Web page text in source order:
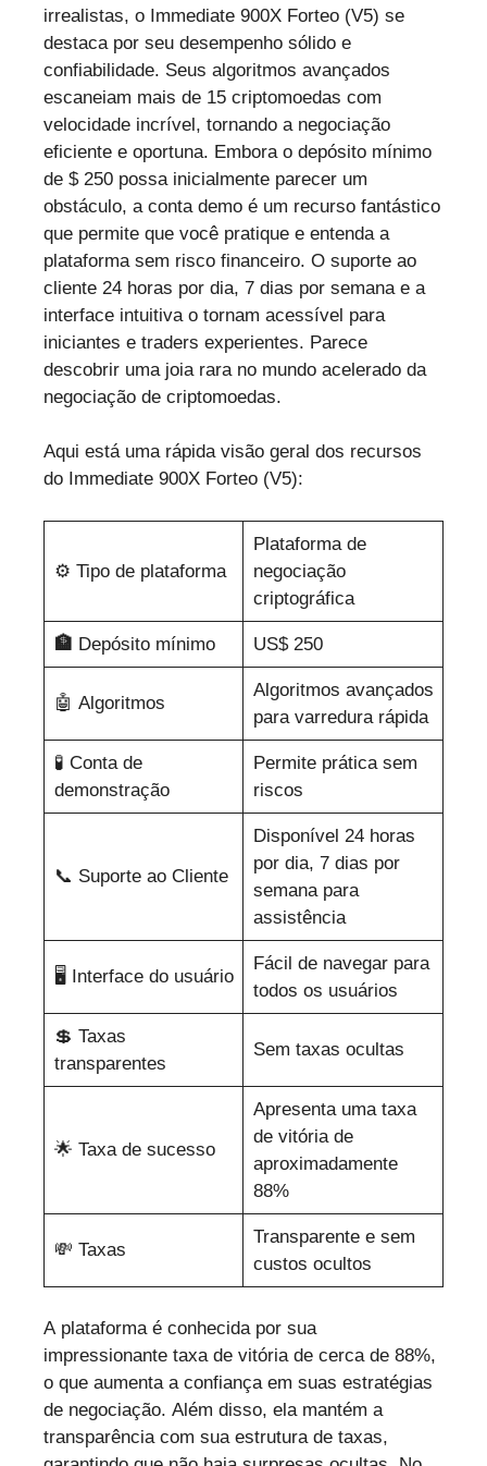
irrealistas, o Immediate 900X Forteo (V5) se
destaca por seu desempenho sólido e
confiabilidade. Seus algoritmos avançados
escaneiam mais de 15 criptomoedas com
velocidade incrível, tornando a negociação
eficiente e oportuna. Embora o depósito mínimo
de $ 250 possa inicialmente parecer um
obstáculo, a conta demo é um recurso fantástico
que permite que você pratique e entenda a
plataforma sem risco financeiro. O suporte ao
cliente 24 horas por dia, 7 dias por semana e a
interface intuitiva o tornam acessível para
iniciantes e traders experientes. Parece
descobrir uma joia rara no mundo acelerado da
negociação de criptomoedas.
Aqui está uma rápida visão geral dos recursos
do Immediate 900X Forteo (V5):
⚙️ Tipo de plataforma
Plataforma de
negociação
criptográfica
🏦 Depósito mínimo US$ 250
🤖 Algoritmos
Algoritmos avançados
para varredura rápida
🧪 Conta de
demonstração
Permite prática sem
riscos
📞 Suporte ao Cliente
Disponível 24 horas
por dia, 7 dias por
semana para
assistência
🖥️ Interface do usuário
Fácil de navegar para
todos os usuários
💲 Taxas
transparentes
Sem taxas ocultas
🌟 Taxa de sucesso
Apresenta uma taxa
de vitória de
aproximadamente
88%
💸 Taxas
Transparente e sem
custos ocultos
A plataforma é conhecida por sua
impressionante taxa de vitória de cerca de 88%,
o que aumenta a confiança em suas estratégias
de negociação. Além disso, ela mantém a
transparência com sua estrutura de taxas,